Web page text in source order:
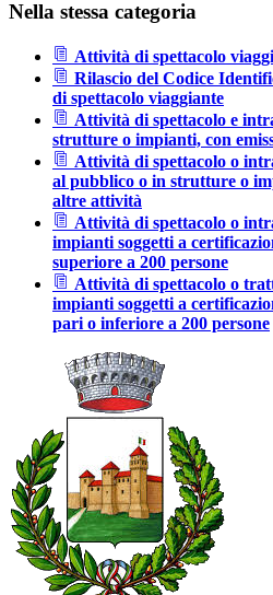
Nella stessa categoria
Attività di spettacolo
Rilascio del Codice
di spettacolo viaggiante
Attività di spettacolo e
strutture o impianti, con
Attività di spettacolo o
al pubblico o in strutture o
altre attività
Attività di spettacolo o
impianti soggetti a
superiore a 200 persone
Attività di spettacolo o
impianti soggetti a
pari o inferiore a 200 persone